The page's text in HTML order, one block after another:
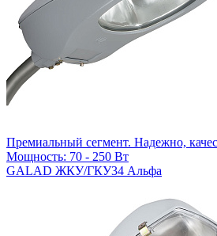
Премиальный сегмент. Надежно,
Мощность: 70 - 250 Вт
GALAD ЖКУ/ГКУ34 Альфа